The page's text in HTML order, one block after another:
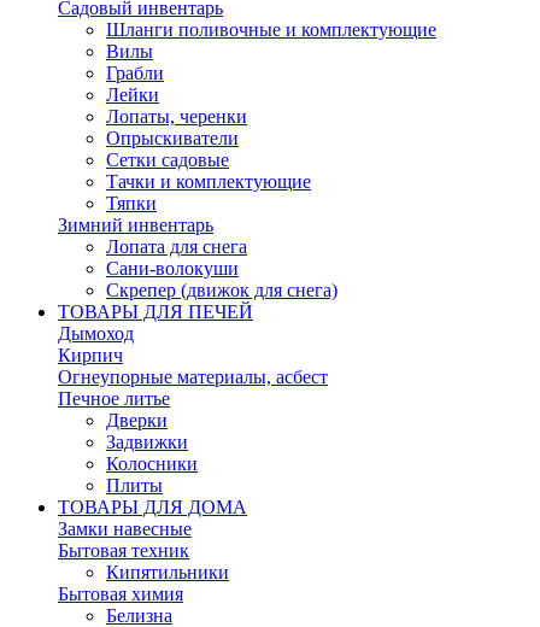
Садовый инвентарь
Шланги поливочные и комплектующие
Вилы
Грабли
Лейки
Лопаты, черенки
Опрыскиватели
Сетки садовые
Тачки и комплектующие
Тяпки
Зимний инвентарь
Лопата для снега
Сани-волокуши
Скрепер (движок для снега)
ТОВАРЫ ДЛЯ ПЕЧЕЙ
Дымоход
Кирпич
Огнеупорные материалы, асбест
Печное литье
Дверки
Задвижки
Колосники
Плиты
ТОВАРЫ ДЛЯ ДОМА
Замки навесные
Бытовая техник
Кипятильники
Бытовая химия
Белизна